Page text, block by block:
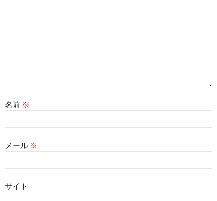
名前 ※
メール ※
サイト